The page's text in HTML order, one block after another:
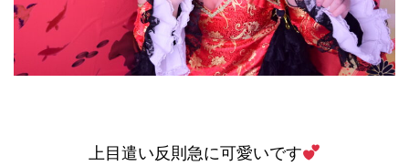
上目遣い反則急に可愛いです